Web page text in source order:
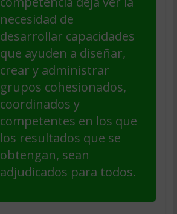
necesidad de
desarrollar capacidades
que ayuden a diseñar,
crear y administrar
grupos cohesionados,
coordinados y
competentes en los que
los resultados que se
obtengan, sean
adjudicados para todos.